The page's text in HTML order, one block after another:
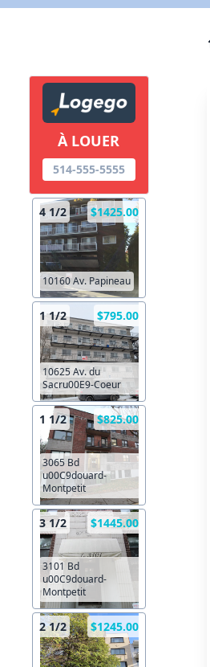
À LOUER
514-555-5555
4 1/2 $1425.00
10160 Av. Papineau
1 1/2 $795.00
10625 Av. du
Sacru00E9-Coeur
1 1/2 $825.00
3065 Bd
u00C9douard-
Montpetit
3 1/2 $1445.00
3101 Bd
u00C9douard-
Montpetit
2 1/2 $1245.00